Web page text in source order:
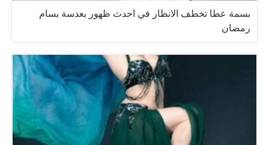
بسمة عطا تخطف الانظار في احدث ظهور بعدسة بسام
رمضان